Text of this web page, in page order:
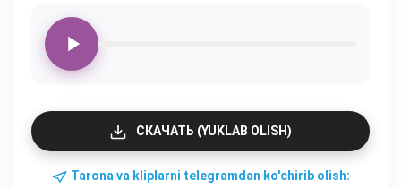
СКАЧАТЬ (YUKLAB OLISH)
Tarona va kliplarni telegramdan ko'chirib olish: